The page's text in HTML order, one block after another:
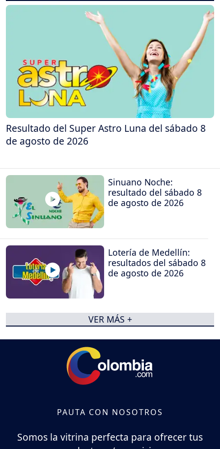
Resultado del Super Astro Luna del sábado 8
de agosto de 2026
Sinuano Noche:
resultado del sábado 8
de agosto de 2026
Lotería de Medellín:
resultados del sábado 8
de agosto de 2026
VER MÁS +
PAUTA CON NOSOTROS
Somos la vitrina perfecta para ofrecer tus